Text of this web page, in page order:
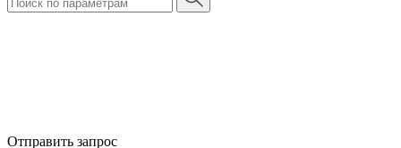
Отправить запрос